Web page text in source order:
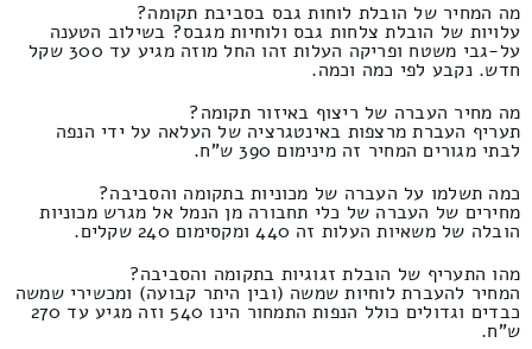
מה המחיר של הובלת לוחות גבס בסביבת תקומה?
עלויות של הובלת צלחות גבס ולוחיות מגבס? בשילוב הטענה
על-גבי משטח ופריקה העלות זהו החל מוזה מגיע עד 300 שקל
חדש. נקבע לפי כמה וכמה.
מה מחיר העברה של ריצוף באיזור תקומה?
תעריף העברת מרצפות באינטגרציה של העלאה על ידי הנפה
לבתי מגורים המחיר זה מינימום 390 ש"ח.
כמה תשלמו על העברה של מכוניות בתקומה והסביבה?
מחירים של העברה של כלי תחבורה מן הנמל אל מגרש מכוניות
הובלה של משאיות העלות זה 440 ומקסימום 240 שקלים.
מהו התעריף של הובלת זגוגיות בתקומה והסביבה?
המחיר להעברת לוחיות שמשה (ובין היתר קבועה) ומכשירי שמשה
כבדים וגדולים כולל הנפות התמחור הינו 540 וזה מגיע עד 270
ש"ח.